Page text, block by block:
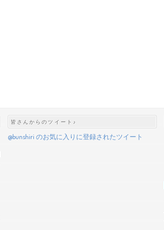
皆さんからのツイート♪
@bunshiri のお気に入りに登録されたツイート